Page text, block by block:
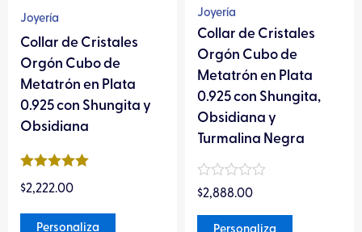
Joyería
Collar de Cristales
Orgón Cubo de
Metatrón en Plata
0.925 con Shungita y
Obsidiana
$2,222.00
Personaliza
de
Valorado en
5de 5
Joyería
Collar de Cristales
Orgón Cubo de
Metatrón en Plata
0.925 con Shungita,
Obsidiana y
Turmalina Negra
$2,888.00
elegir
en
la
página
producto
Valorado
en
0